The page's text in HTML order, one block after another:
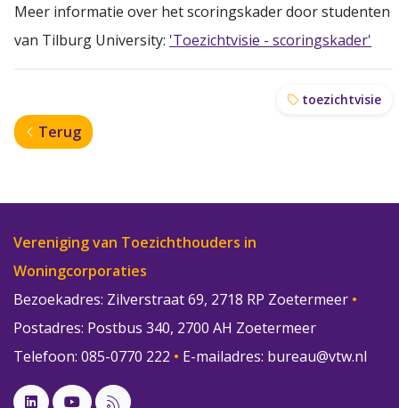
Meer informatie over het scoringskader door studenten
van Tilburg University: 'Toezichtvisie - scoringskader'
toezichtvisie
Terug
Vereniging van Toezichthouders in
Woningcorporaties
Bezoekadres: Zilverstraat 69, 2718 RP Zoetermeer •
Postadres: Postbus 340, 2700 AH Zoetermeer
Telefoon: 085-0770 222 • E-mailadres: bureau@vtw.nl